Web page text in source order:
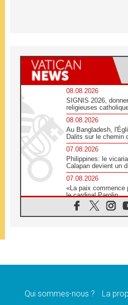
08.08.2026
SIGNIS 2026,
religieuses
08.08.2026
Au Bangladesh,
Dalits sur le chemin
07.08.2026
Philippines: le
Calapan devient un
07.08.2026
«La paix commence
le cardinal Parolin
07.08.2026
En Colombie, «la
07.08.2026
07.08.2026
Qui sommes-nous ? La